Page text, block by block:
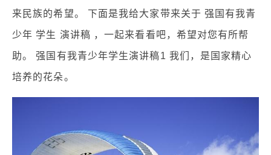
来民族的希望。 下面是我给大家带来关于 强国有我青
少年 学生 演讲稿 ，一起来看看吧，希望对您有所帮
助。 强国有我青少年学生演讲稿1 我们，是国家精心
培养的花朵。